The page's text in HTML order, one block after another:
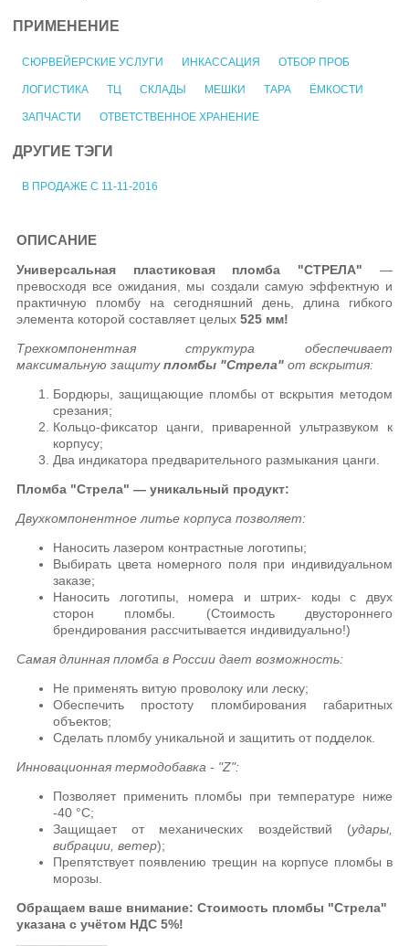
ПРИМЕНЕНИЕ
СЮРВЕЙЕРСКИЕ УСЛУГИ ИНКАССАЦИЯ ОТБОР ПРОБ
ЛОГИСТИКА ТЦ СКЛАДЫ МЕШКИ ТАРА ЁМКОСТИ
ЗАПЧАСТИ ОТВЕТСТВЕННОЕ ХРАНЕНИЕ
ДРУГИЕ ТЭГИ
В ПРОДАЖЕ С 11-11-2016
ОПИСАНИЕ
Универсальная пластиковая пломба "СТРЕЛА" —
превосходя все ожидания, мы создали самую эффектную и
практичную пломбу на сегодняшний день, длина гибкого
элемента которой составляет целых525 мм!
Трехкомпонентная структура обеспечивает
максимальную защитупломбы "Стрела" от вскрытия:
Бордюры, защищающие пломбы от вскрытия методом
срезания;
Кольцо-фиксатор цанги, приваренной ультразвуком к
корпусу;
Два индикатора предварительного размыкания цанги.
Пломба "Стрела" — уникальный продукт:
Двухкомпонентное литье корпуса позволяет:
Наносить лазером контрастные логотипы;
Выбирать цвета номерного поля при индивидуальном
заказе;
Наносить логотипы, номера и штрих- коды с двух
сторон пломбы. (Стоимость двустороннего
брендирования рассчитывается индивидуально!)
Самая длинная пломба в России дает возможность:
Не применять витую проволоку или леску;
Обеспечить простоту пломбирования габаритных
объектов;
Сделать пломбу уникальной и защитить от подделок.
Инновационная термодобавка - "Z":
Позволяет применить пломбы при температуре ниже
-40 °C;
Защищает от механических воздействий (удары,
вибрации, ветер);
Препятствует появлению трещин на корпусе пломбы в
морозы.
Обращаем ваше внимание: Стоимость пломбы "Стрела"
указанас учётом НДС 5%!